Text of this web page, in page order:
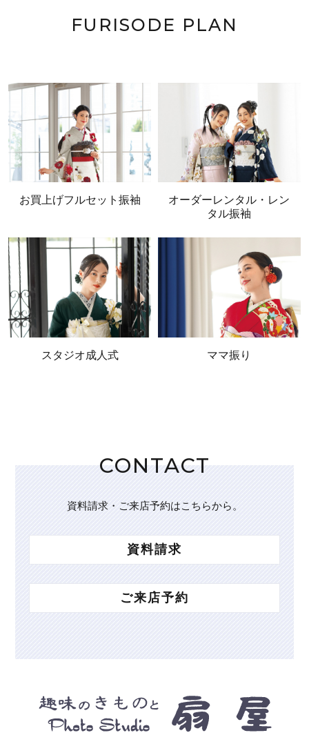
FURISODE PLAN
お買上げフルセット振袖
オーダーレンタル・レン
タル振袖
スタジオ成人式 ママ振り
CONTACT
資料請求・ご来店予約はこちらから。
資料請求
ご来店予約